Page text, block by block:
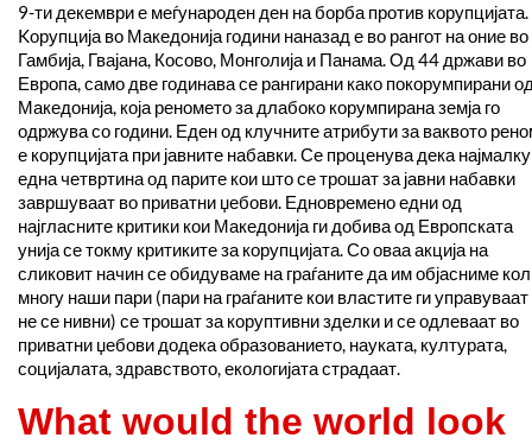
9-ти декември е меѓународен ден на борба против корупцијата.
Kорупција во Македонија години наназад е во рангот на оние во
Гамбија, Гвајана, Косово, Монголија и Панама. Од 44 држави во
Европа, само две годинава се рангирани како покорумпирани
Македонија, која реномето за длабоко корумпирана земја го
одржува со години. Еден од клучните атрибути за ваквото
е корупцијата при јавните набавки. Се проценува дека најмалку
една четвртина од парите кои што се трошат за јавни набавки
завршуваат во приватни џебови. Едновремено едни од
најгласните критики кои Македонија ги добива од Европската
унија се токму критиките за корупцијата. Со оваа акција на
сликовит начин се обидуваме на граѓаните да им објасниме
многу наши пари (пари на граѓаните кои властите ги управуваат
не се нивни) се трошат за коруптивни зделки и се одлеваат во
приватни џебови додека образованието, науката, културата,
социјалата, здравството, екологијата страдаат.
What would the world look